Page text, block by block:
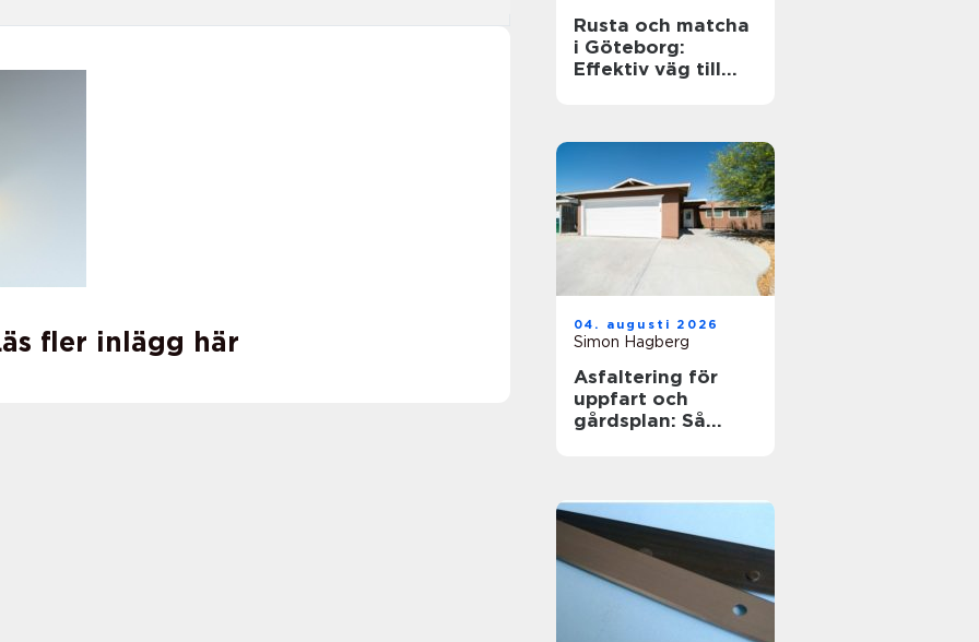
fler inlägg här
Rusta och matcha
i Göteborg:
Effektiv väg till
04. augusti 2026
Simon Hagberg
Asfaltering för
uppfart och
gårdsplan: Så